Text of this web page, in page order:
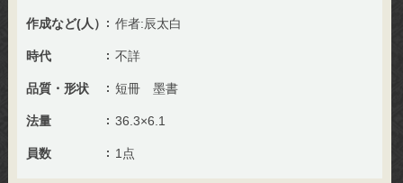
作成など(人） 作者:辰太白
時代 不詳
品質・形状 短冊 墨書
法量 36.3×6.1
員数 1点